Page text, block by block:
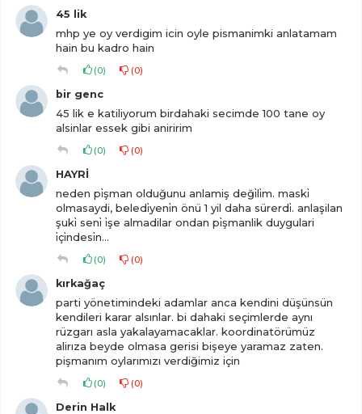
45 lik
mhp ye oy verdigim icin oyle pismanimki anlatamam
hain bu kadro hain
(0) (0)
bir genc
45 lik e katiliyorum birdahaki secimde 100 tane oy
alsinlar essek gibi aniririm
(0) (0)
HAYRİ
neden pi̇şman olduğunu anlamiş deği̇li̇m. maski̇
olmasaydi, beledi̇yeni̇n önü 1 yil daha sürerdi̇. anlaşilan
şuki̇ seni̇ i̇şe almadilar ondan pi̇şmanlik duygulari
i̇çi̇ndesi̇n...
(0) (0)
kırkağaç
parti yönetimindeki adamlar anca kendini düşünsün
kendileri karar alsınlar. bi dahaki seçimlerde aynı
rüzgarı asla yakalayamacaklar. koordinatörümüz
alirıza beyde olmasa gerisi bişeye yaramaz zaten.
pişmanım oylarımızı verdiğimiz için
(0) (0)
Derin Halk